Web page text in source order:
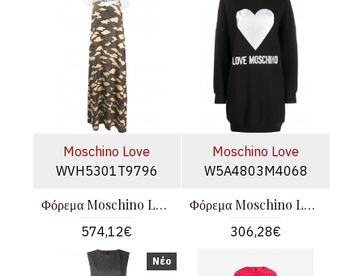
Moschino Love
WVH5301T9796
Φόρεμα Moschino Love
574,12€
Moschino Love
W5A4803M4068
Φόρεμα Moschino Love
306,28€
Νέο